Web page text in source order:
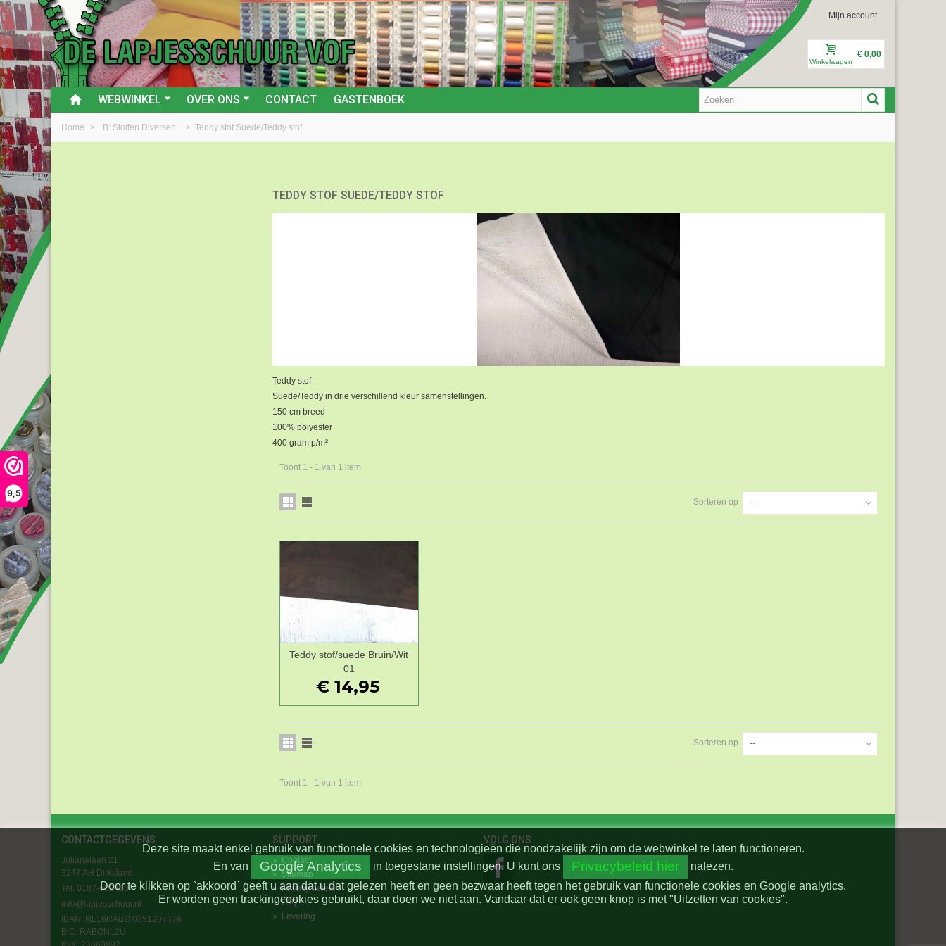
9,5
Mijn account
Winkelwagen
€ 0,00
WEBWINKEL OVER ONS CONTACT GASTENBOEK
Home > B: Stoffen Diversen. > Teddy stof Suede/Teddy stof
TEDDY STOF SUEDE/TEDDY STOF
Teddy stof
Suede/Teddy in drie verschillend kleur samenstellingen.
150 cm breed
100% polyester
400 gram p/m²
Toont 1 - 1 van 1 item
Sorteren op --
Wenslijst
Teddy stof/suede Bruin/Wit
01
€ 14,95
Sorteren op --
Toont 1 - 1 van 1 item
CONTACTGEGEVENS
Julianalaan 21
3247 AH Dirksland
Tel. 0187-602410
info@lapjesschuur.nl
IBAN: NL16RABO 0351207376
BIC: RABONL2U
SUPPORT
» Contact
»Sitemap
»Privacy beleid
»FAQ
» Levering
VOLG ONS
Deze site maakt enkel gebruik van functionele cookies en technologieën die noodzakelijk zijn om de webwinkel te laten functioneren.
En van Google Analytics in toegestane instellingen. U kunt ons Privacybeleid hier
nalezen.
Door te klikken op `akkoord` geeft u aan dat u dat gelezen heeft en geen bezwaar heeft tegen het gebruik van functionele cookies en Google analytics.
Er worden geen trackingcookies gebruikt, daar doen we niet aan. Vandaar dat er ook geen knop is met "Uitzetten van cookies".